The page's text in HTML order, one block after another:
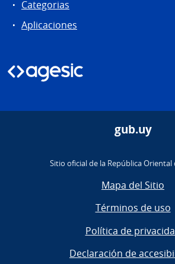
Categorias
Aplicaciones
gub.uy
Sitio oficial de la República Oriental
Mapa del Sitio
Términos de uso
Política de
Declaración de